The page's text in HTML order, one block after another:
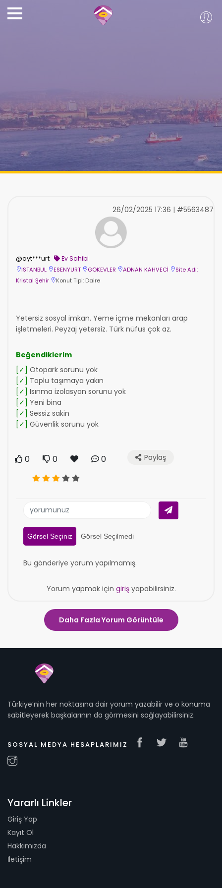
@ayt***urt Ev Sahibi
İSTANBUL ESENYURT GÖKEVLER ADNAN KAHVECİ
Site Adı:
Kristal Şehir
Konut Tipi: Daire
26/02/2025 17:36 | #5563487
Yetersiz sosyal imkan. Yeme içme mekanları arap
işletmeleri. Peyzaj yetersiz. Türk nüfus çok az.
Beğendiklerim
[✓] Otopark sorunu yok
[✓] Toplu taşımaya yakın
[✓] Isınma izolasyon sorunu yok
[✓] Yeni bina
[✓] Sessiz sakin
[✓] Güvenlik sorunu yok
0 0 0 Paylaş
Görsel Seçiniz Görsel Seçilmedi
Bu gönderiye yorum yapılmamış.
Yorum yapmak için girişyapabilirsiniz.
Daha Fazla Yorum Görüntüle
Türkiye’nin her noktasına dair yorum yazabilir ve o konuma
sabitleyerek başkalarının da görmesini sağlayabilirsiniz.
SOSYAL MEDYA HESAPLARIMIZ
Yararlı Linkler
Giriş Yap
Kayıt Ol
Hakkımızda
İletişim